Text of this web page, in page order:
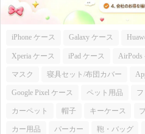
iPhone ケース Galaxy ケース
Xperia ケース iPad ケース AirPods
マスク 寝具セット/布団カバー
Google Pixel ケース ペット用品
カーペット 帽子 キーケース
カー用品 パーカー 鞄・バッグ